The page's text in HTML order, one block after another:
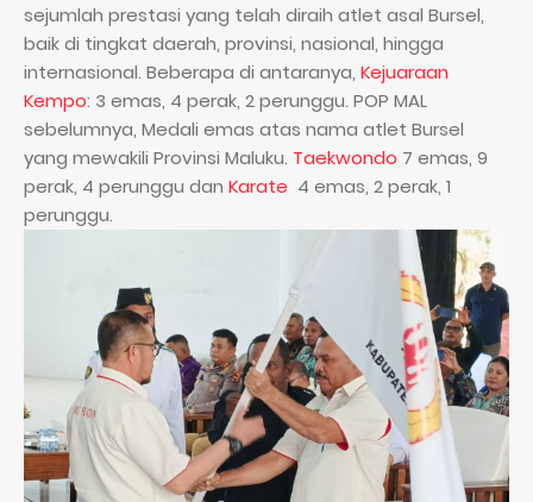
sejumlah prestasi yang telah diraih atlet asal Bursel,
baik di tingkat daerah, provinsi, nasional, hingga
internasional. Beberapa di antaranya, Kejuaraan
Kempo: 3 emas, 4 perak, 2 perunggu. POP MAL
sebelumnya, Medali emas atas nama atlet Bursel
yang mewakili Provinsi Maluku. Taekwondo 7 emas, 9
perak, 4 perunggu dan Karate 4 emas, 2 perak, 1
perunggu.